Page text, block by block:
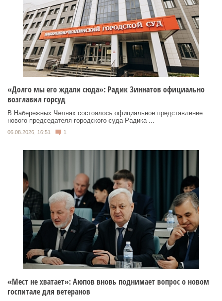
«Долго мы его ждали сюда»: Радик Зиннатов официально
возглавил горсуд
В Набережных Челнах состоялось официальное представление
нового председателя городского суда Радика ...
06.08.2026, 16:51 1
«Мест не хватает»: Аюпов вновь поднимает вопрос о новом
госпитале для ветеранов